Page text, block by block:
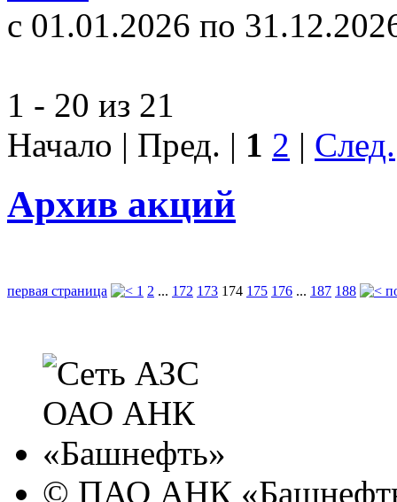
с 01.01.2026 по
1 - 20 из 21
Начало | Пред. | 1 2 | След.
Архив акций
первая страница 1 2 ... 172 173 174 175 176 ... 187 188
© ПАО АНК